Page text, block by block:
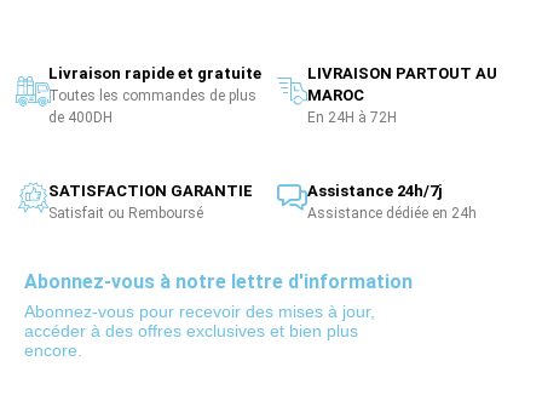
Livraison rapide et gratuite
Toutes les commandes de plus
de 400DH
LIVRAISON PARTOUT AU
MAROC
En 24H à 72H
SATISFACTION GARANTIE
Satisfait ou Remboursé
Assistance 24h/7j
Assistance dédiée en 24h
Abonnez-vous à notre lettre d'information
Abonnez-vous pour recevoir des mises à jour,
accéder à des offres exclusives et bien plus
encore.